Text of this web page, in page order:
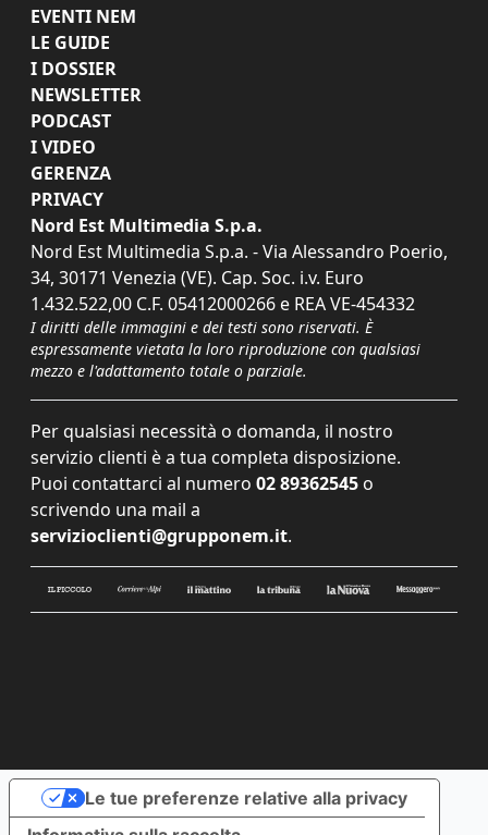
EVENTI NEM
LE GUIDE
I DOSSIER
NEWSLETTER
PODCAST
I VIDEO
GERENZA
PRIVACY
Nord Est Multimedia S.p.a.
Nord Est Multimedia S.p.a. - Via Alessandro Poerio,
34, 30171 Venezia (VE). Cap. Soc. i.v. Euro
1.432.522,00 C.F. 05412000266 e REA VE-454332
I diritti delle immagini e dei testi sono riservati. È
espressamente vietata la loro riproduzione con qualsiasi
mezzo e l'adattamento totale o parziale.
Per qualsiasi necessità o domanda, il nostro
servizio clienti è a tua completa disposizione.
Puoi contattarci al numero 02 89362545 o
scrivendo una mail a
servizioclienti@grupponem.it.
Le tue preferenze relative alla privacy